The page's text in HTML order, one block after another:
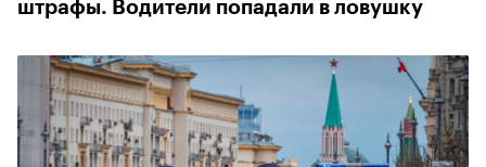
штрафы. Водители попадали в ловушку